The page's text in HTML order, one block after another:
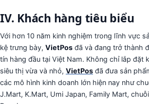
IV. Khách hàng tiêu biểu
Với hơn 10 năm kinh nghiệm trong lĩnh vực
kệ trưng bày, VietPos đã và đang trở thành
tín hàng đầu tại Việt Nam. Không chỉ lắp đặt
siêu thị vừa và nhỏ, VietPos đã đưa sản
các mô hình kinh doanh lớn hiện nay như
J.Mart, K.Mart, Umi Japan, Family Mart,